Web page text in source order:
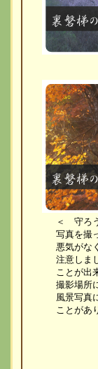
＜ 守ろ
写真を撮
悪気がな
注意しま
ことが出
撮影場所
風景写真
ことがあ